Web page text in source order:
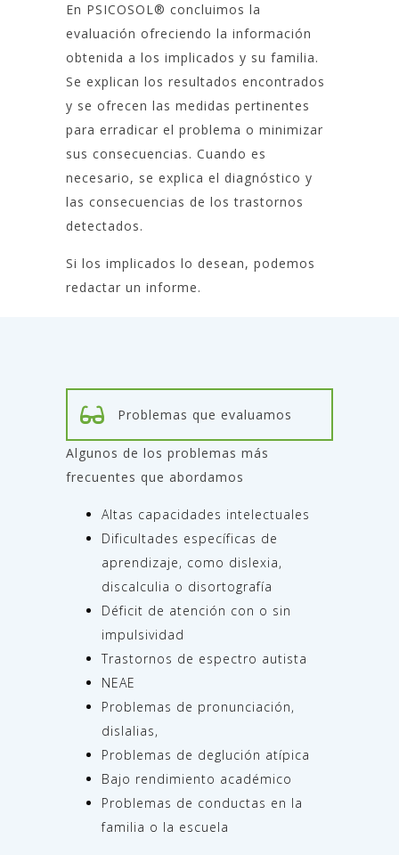
En PSICOSOL® concluimos la
evaluación ofreciendo la información
obtenida a los implicados y su familia.
Se explican los resultados encontrados
y se ofrecen las medidas pertinentes
para erradicar el problema o minimizar
sus consecuencias. Cuando es
necesario, se explica el diagnóstico y
las consecuencias de los trastornos
detectados.
Si los implicados lo desean, podemos
redactar un informe.
Problemas que evaluamos
Algunos de los problemas más
frecuentes que abordamos
Altas capacidades intelectuales
Dificultades específicas de
aprendizaje, como dislexia,
discalculia o disortografía
Déficit de atención con o sin
impulsividad
Trastornos de espectro autista
NEAE
Problemas de pronunciación,
dislalias,
Problemas de deglución atípica
Bajo rendimiento académico
Problemas de conductas en la
familia o la escuela